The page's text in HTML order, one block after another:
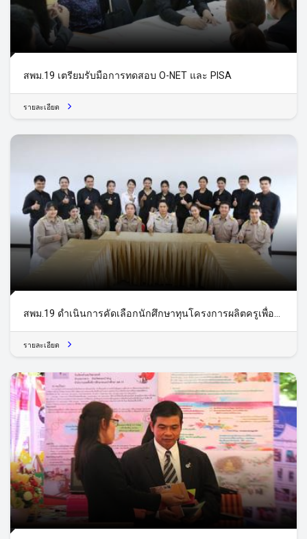
สพม.19 เตรียมรับมือการทดสอบ O-NET และ PISA
รายละเอียด
สพม.19 ดำเนินการคัดเลือกนักศึกษาทุนโครงการผลิตครูเพื่อ
รายละเอียด